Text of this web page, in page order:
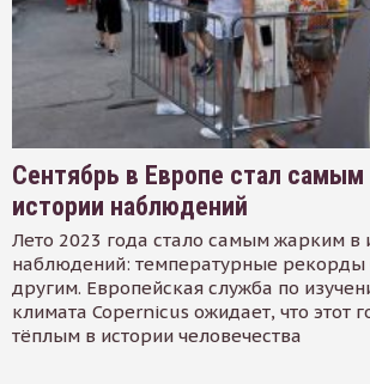
Сентябрь в Европе стал
истории наблюдений
Лето 2023 года стало самым жарким в
наблюдений: температурные рекорды
другим. Европейская служба по
климата Copernicus ожидает, что этот
тёплым в истории человечества